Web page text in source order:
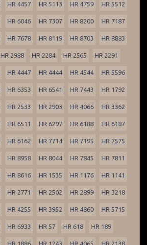
HR 4457 HR 5113 HR 4759 HR 5512
HR 6046 HR 7307 HR 8200 HR 7187
HR 7678 HR 8119 HR 8703 HR 8883
HR 2988 HR 2284 HR 2565 HR 2291
HR 4447 HR 4444 HR 4544 HR 5596
HR 6353 HR 6541 HR 7443 HR 1792
HR 2533 HR 2903 HR 4066 HR 3362
HR 6511 HR 6297 HR 6188 HR 6187
HR 6162 HR 7714 HR 7195 HR 7575
HR 8958 HR 8044 HR 7845 HR 7811
HR 8616 HR 1535 HR 1176 HR 1141
HR 2771 HR 2502 HR 2899 HR 3218
HR 4255 HR 3952 HR 4860 HR 5715
HR 6933 HR 57 HR 618 HR 189
HR 1886 HR 1243 HR 4065 HR 2138